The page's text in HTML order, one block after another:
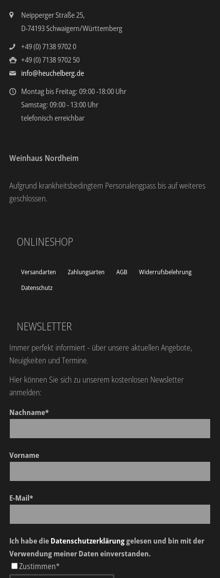
Neipperger Straße 25,
D-74193 Schwaigern/Württemberg
+49 (0) 7138 9702 0
+49 (0) 7138 9702 50
info@heuchelberg.de
Montag bis Freitag: 09:00 -18:00 Uhr
Samstag: 09:00 - 13:00 Uhr
telefonisch erreichbar
Weinhaus Nordheim
Aufgrund krankheitsbedingtem Personalengpass bis auf weiteres
geschlossen.
ONLINESHOP
Versandarten Zahlungsarten AGB
Widerrufsbelehrung
Datenschutz
NEWSLETTER
Immer perfekt informiert - über unsere aktuellen Angebote,
Neuigkeiten und Termine.
Hier können Sie sich zu unserem kostenlosen Newsletter
anmelden:
Nachname*
Vorname
E-Mail*
Ich habe die Datenschutzerklärunggelesen und bin mit der
Verwendung meiner Daten einverstanden.
Zustimmen*